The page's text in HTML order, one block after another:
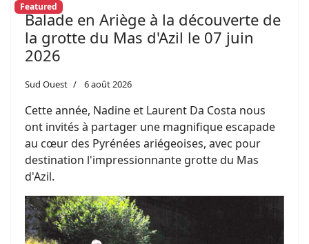
Featured
Balade en Ariège à la découverte de
la grotte du Mas d'Azil le 07 juin
2026
Sud Ouest 6 août 2026
Cette année, Nadine et Laurent Da Costa nous
ont invités à partager une magnifique escapade
au cœur des Pyrénées ariégeoises, avec pour
destination l'impressionnante grotte du Mas
d'Azil.